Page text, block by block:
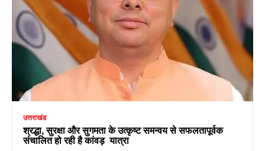
उत्तराखंड
श्रद्धा, सुरक्षा और सुगमता के उत्कृष्ट समन्वय से सफलतापूर्वक
संचालित हो रही है कांवड़ यात्रा